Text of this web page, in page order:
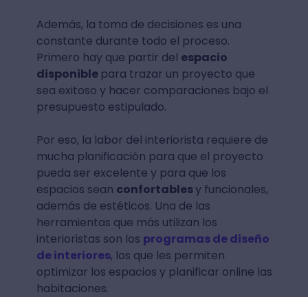
Además, la toma de decisiones es una
constante durante todo el proceso.
Primero hay que partir del espacio
disponible para trazar un proyecto que
sea exitoso y hacer comparaciones bajo el
presupuesto estipulado.
Por eso, la labor del interiorista requiere de
mucha planificación para que el proyecto
pueda ser excelente y para que los
espacios sean confortablesy funcionales,
además de estéticos. Una de las
herramientas que más utilizan los
interioristas son los programas de diseño
de interiores, los que les permiten
optimizar los espacios y planificar online las
habitaciones.